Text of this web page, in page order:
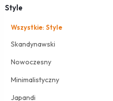
Style
Wszystkie: Style
Skandynawski
Nowoczesny
Minimalistyczny
Japandi